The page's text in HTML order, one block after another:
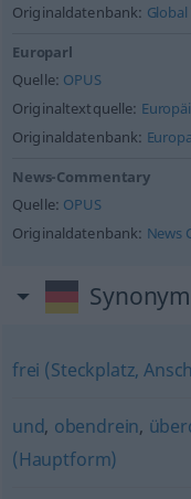
Originaldatenbank:
Europarl
Quelle: OPUS
Originaltextquelle:
Originaldatenbank:
News-Commentary
Quelle: OPUS
Originaldatenbank: News
frei (Steckplatz,
und, obendrein,
(Hauptform)